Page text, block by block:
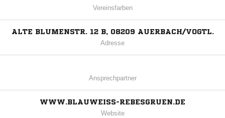
Vereinsfarben
ALTE BLUMENSTR. 12 B, 08209 AUERBACH/VOGTL.
Adresse
Ansprechpartner
WWW.BLAUWEISS-REBESGRUEN.DE
Website